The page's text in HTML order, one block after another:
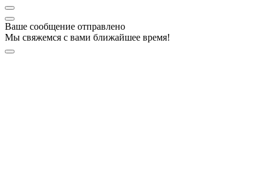
Ваше сообщение отправлено
Мы свяжемся с вами ближайшее время!